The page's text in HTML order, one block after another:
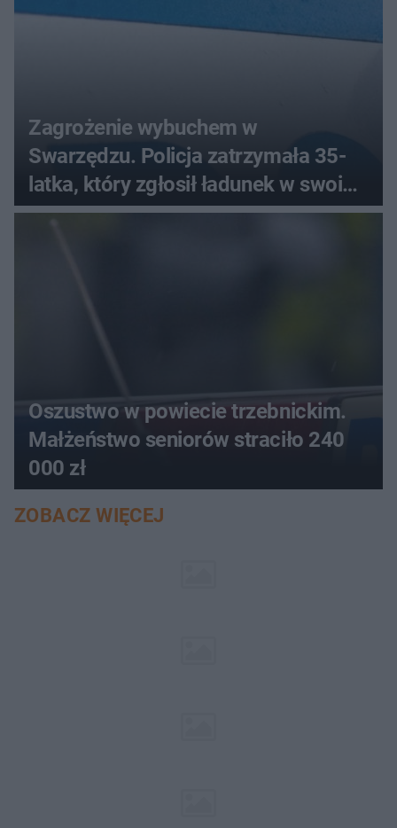
Zagrożenie wybuchem w
Swarzędzu. Policja zatrzymała 35-
latka, który zgłosił ładunek w swoim
aucie
Oszustwo w powiecie trzebnickim.
Małżeństwo seniorów straciło 240
000 zł
ZOBACZ WIĘCEJ